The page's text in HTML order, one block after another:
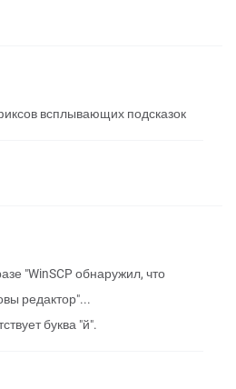
всплывающих подсказок
"WinSCP обнаружил, что
редактор"...
буква "й".